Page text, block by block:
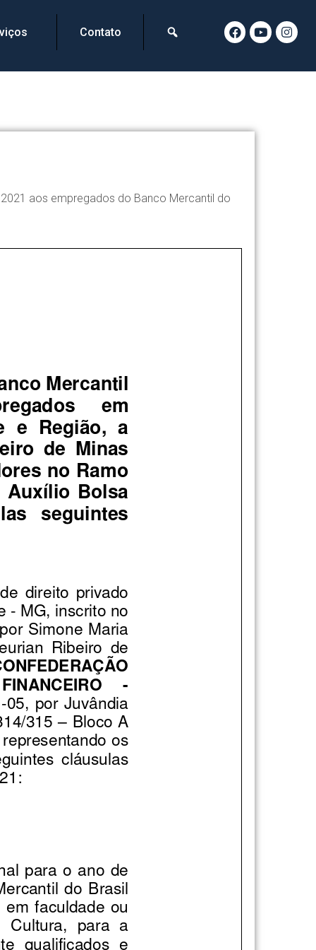
Contato
aos empregados do Banco Mercantil do